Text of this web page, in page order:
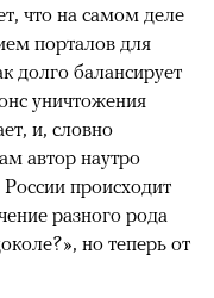
что на самом деле
порталов для
долго балансирует
уничтожения
и, словно
автор наутро
России происходит
разного рода
но теперь от